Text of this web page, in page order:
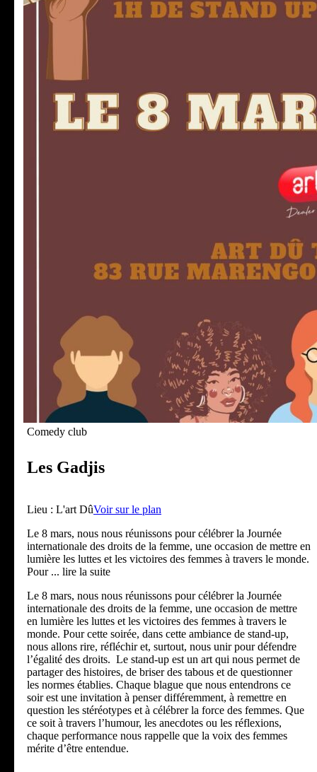
Comedy club
Les Gadjis
Lieu : L'art DûVoir sur le plan
Le 8 mars, nous nous réunissons pour célébrer la Journée
internationale des droits de la femme, une occasion de mettre en
lumière les luttes et les victoires des femmes à travers le monde.
Pour ... lire la suite
Le 8 mars, nous nous réunissons pour célébrer la Journée
internationale des droits de la femme, une occasion de mettre
en lumière les luttes et les victoires des femmes à travers le
monde. Pour cette soirée, dans cette ambiance de stand-up,
nous allons rire, réfléchir et, surtout, nous unir pour défendre
l’égalité des droits. Le stand-up est un art qui nous permet de
partager des histoires, de briser des tabous et de questionner
les normes établies. Chaque blague que nous entendrons ce
soir est une invitation à penser différemment, à remettre en
question les stéréotypes et à célébrer la force des femmes. Que
ce soit à travers l’humour, les anecdotes ou les réflexions,
chaque performance nous rappelle que la voix des femmes
mérite d’être entendue.